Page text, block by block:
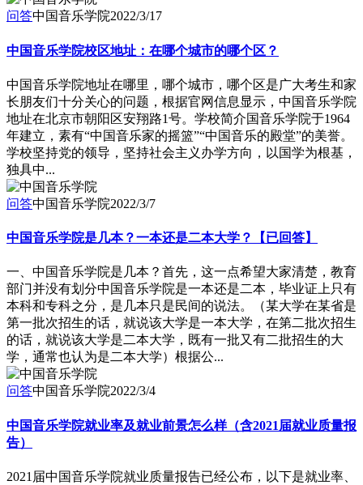
问答中国音乐学院2022/3/17
中国音乐学院校区地址：在哪个城市的哪个区？
中国音乐学院地址在哪里，哪个城市，哪个区是广大考生和家
长朋友们十分关心的问题，根据官网信息显示，中国音乐学院
地址在北京市朝阳区安翔路1号。学校简介国音乐学院于1964
年建立，素有“中国音乐家的摇篮”“中国音乐的殿堂”的美誉。
学校坚持党的领导，坚持社会主义办学方向，以国学为根基，
独具中...
问答中国音乐学院2022/3/7
中国音乐学院是几本？一本还是二本大学？【已回答】
一、中国音乐学院是几本？首先，这一点希望大家清楚，教育
部门并没有划分中国音乐学院是一本还是二本，毕业证上只有
本科和专科之分，是几本只是民间的说法。（某大学在某省是
第一批次招生的话，就说该大学是一本大学，在第二批次招生
的话，就说该大学是二本大学，既有一批又有二批招生的大
学，通常也认为是二本大学）根据公...
问答中国音乐学院2022/3/4
中国音乐学院就业率及就业前景怎么样（含2021届就业质量报
告）
2021届中国音乐学院就业质量报告已经公布，以下是就业率、